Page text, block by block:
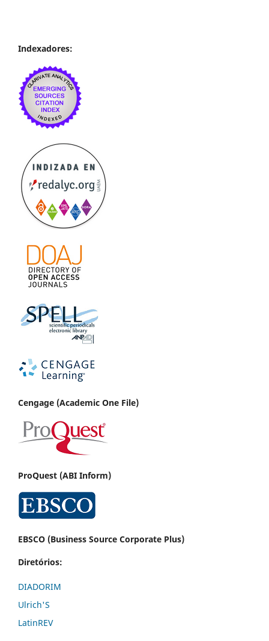
Indexadores:
Cengage (Academic One File)
ProQuest (ABI Inform)
EBSCO (Business Source Corporate Plus)
Diretórios:
DIADORIM
Ulrich'S
LatinREV